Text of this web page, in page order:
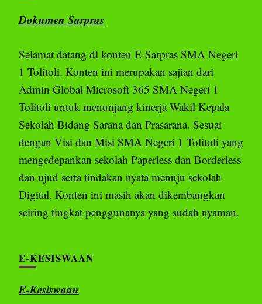
Dokumen Sarpras
Selamat datang di konten E-Sarpras SMA Negeri
1 Tolitoli. Konten ini merupakan sajian dari
Admin Global Microsoft 365 SMA Negeri 1
Tolitoli untuk menunjang kinerja Wakil Kepala
Sekolah Bidang Sarana dan Prasarana. Sesuai
dengan Visi dan Misi SMA Negeri 1 Tolitoli yang
mengedepankan sekolah Paperless dan Borderless
dan ujud serta tindakan nyata menuju sekolah
Digital. Konten ini masih akan dikembangkan
seiring tingkat penggunanya yang sudah nyaman.
E-KESISWAAN
E-Kesiswaan